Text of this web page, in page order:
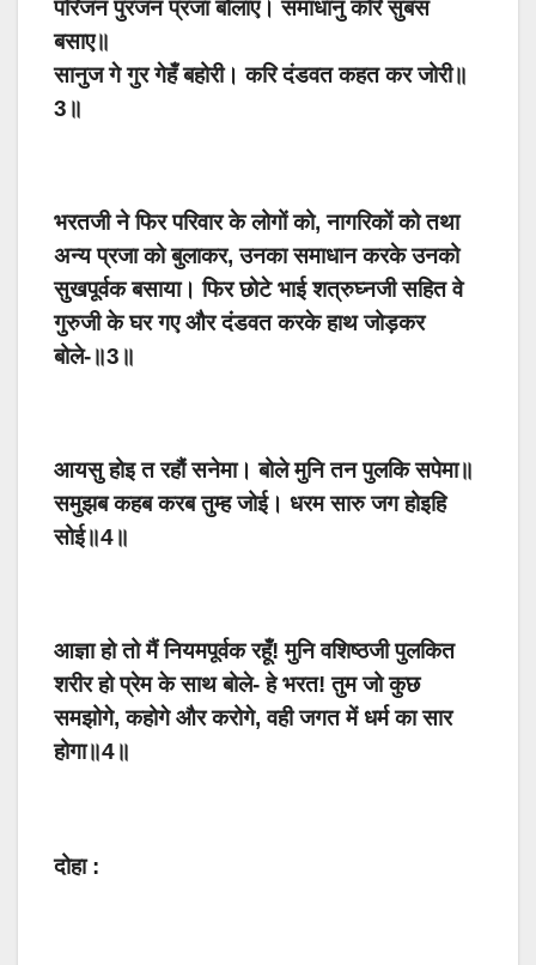
परिजन पुरजन प्रजा बोलाए। समाधानु करि सुबस
बसाए॥
सानुज गे गुर गेहँ बहोरी। करि दंडवत कहत कर जोरी॥
3॥
भरतजी ने फिर परिवार के लोगों को, नागरिकों को तथा
अन्य प्रजा को बुलाकर, उनका समाधान करके उनको
सुखपूर्वक बसाया। फिर छोटे भाई शत्रुघ्नजी सहित वे
गुरुजी के घर गए और दंडवत करके हाथ जोड़कर
बोले-॥3॥
आयसु होइ त रहौं सनेमा। बोले मुनि तन पुलकि सपेमा॥
समुझब कहब करब तुम्ह जोई। धरम सारु जग होइहि
सोई॥4॥
आज्ञा हो तो मैं नियमपूर्वक रहूँ! मुनि वशिष्ठजी पुलकित
शरीर हो प्रेम के साथ बोले- हे भरत! तुम जो कुछ
समझोगे, कहोगे और करोगे, वही जगत में धर्म का सार
होगा॥4॥
दोहा :